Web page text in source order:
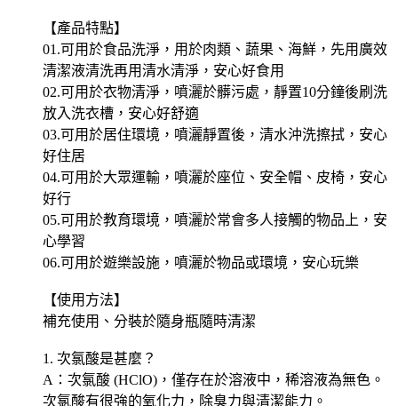
【產品特點】
01.可用於食品洗淨，用於肉類、蔬果、海鮮，先用廣效
清潔液清洗再用清水清淨，安心好食用
02.可用於衣物清淨，噴灑於髒污處，靜置10分鐘後刷洗
放入洗衣槽，安心好舒適
03.可用於居住環境，噴灑靜置後，清水沖洗擦拭，安心
好住居
04.可用於大眾運輸，噴灑於座位、安全帽、皮椅，安心
好行
05.可用於教育環境，噴灑於常會多人接觸的物品上，安
心學習
06.可用於遊樂設施，噴灑於物品或環境，安心玩樂
【使用方法】
補充使用、分裝於隨身瓶隨時清潔
1. 次氯酸是甚麼？
A：次氯酸 (HClO)，僅存在於溶液中，稀溶液為無色。
次氯酸有很強的氧化力，除臭力與清潔能力。